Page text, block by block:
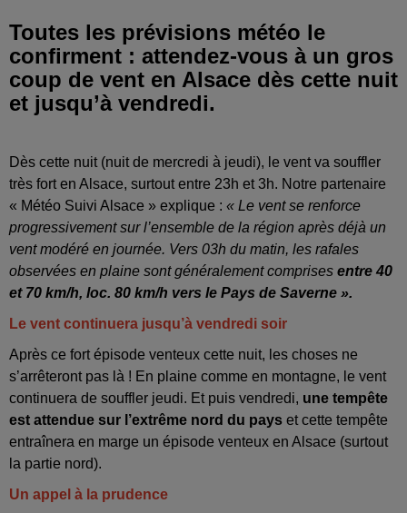
Toutes les prévisions météo le
confirment : attendez-vous à un gros
coup de vent en Alsace dès cette nuit
et jusqu’à vendredi.
Dès cette nuit (nuit de mercredi à jeudi), le vent va souffler
très fort en Alsace, surtout entre 23h et 3h. Notre partenaire
« Météo Suivi Alsace » explique : « Le vent se renforce
progressivement sur l’ensemble de la région après déjà un
vent modéré en journée. Vers 03h du matin, les rafales
observées en plaine sont généralement comprises entre 40
et 70 km/h, loc. 80 km/h vers le Pays de Saverne ».
Le vent continuera jusqu’à vendredi soir
Après ce fort épisode venteux cette nuit, les choses ne
s’arrêteront pas là ! En plaine comme en montagne, le vent
continuera de souffler jeudi. Et puis vendredi, une tempête
est attendue sur l’extrême nord du pays et cette tempête
entraînera en marge un épisode venteux en Alsace (surtout
la partie nord).
Un appel à la prudence